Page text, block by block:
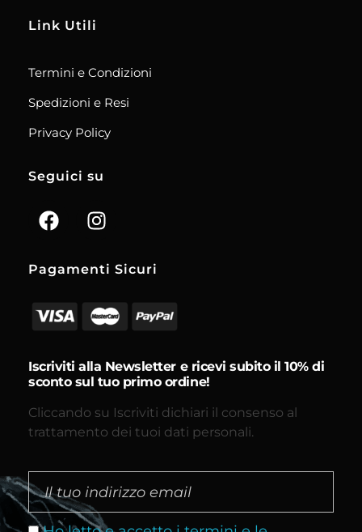
Link Utili
Termini e Condizioni
Spedizioni e Resi
Privacy Policy
Seguici su
Pagamenti Sicuri
Iscriviti alla Newsletter e ricevi subito il 10% di
sconto sul tuo primo ordine!
Cliccando su Iscriviti dichiari il consenso al
trattamento dei tuoi dati personali.